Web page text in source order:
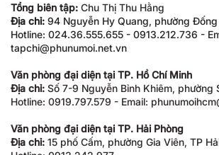
Tổng biên tập: Chu Thị Thu Hằng
Địa chỉ: 94 Nguyễn Hy Quang, phường Đống
Hotline: 024.36.555.655 - 0913.212.736 -
tapchi@phunumoi.net.vn
Văn phòng đại diện tại TP. Hồ Chí Minh
Địa chỉ: Số 7-9 Nguyễn Bỉnh Khiêm, phường
Hotline: 0919.797.579 - Email:
Văn phòng đại diện tại TP. Hải Phòng
Địa chỉ: 15 phố Cấm, phường Gia Viên, TP